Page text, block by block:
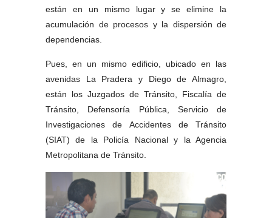
están en un mismo lugar y se elimine la
acumulación de procesos y la dispersión de
dependencias.
Pues, en un mismo edificio, ubicado en las
avenidas La Pradera y Diego de Almagro,
están los Juzgados de Tránsito, Fiscalía de
Tránsito, Defensoría Pública, Servicio de
Investigaciones de Accidentes de Tránsito
(SIAT) de la Policía Nacional y la Agencia
Metropolitana de Tránsito.